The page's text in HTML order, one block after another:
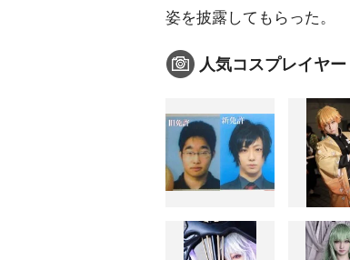
姿を披露してもらった。
人気コスプレイヤー